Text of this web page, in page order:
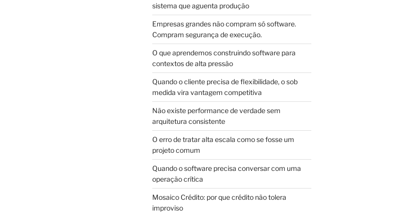
sistema que aguenta produção
Empresas grandes não compram só software.
Compram segurança de execução.
O que aprendemos construindo software para
contextos de alta pressão
Quando o cliente precisa de flexibilidade, o sob
medida vira vantagem competitiva
Não existe performance de verdade sem
arquitetura consistente
O erro de tratar alta escala como se fosse um
projeto comum
Quando o software precisa conversar com uma
operação crítica
Mosaico Crédito: por que crédito não tolera
improviso